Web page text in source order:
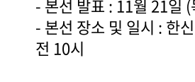
- 본선 발표 : 11월 21일
- 본선 장소 및 일시 : 한
전 10시